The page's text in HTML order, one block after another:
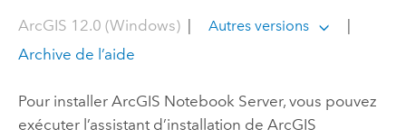
ArcGIS 12.0 (Windows)| Autres versions
|
Archive de l’aide
Pour installer ArcGIS Notebook Server, vous pouvez
exécuter l’assistant d’installation de ArcGIS